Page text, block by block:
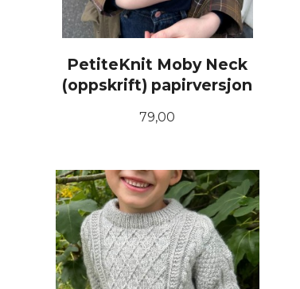
PetiteKnit Moby Neck
(oppskrift) papirversjon
Pris
79,00
KJØP